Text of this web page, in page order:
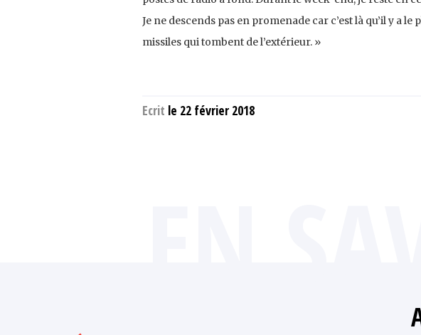
Je ne descends pas en promenade car c’est là qu’il y a
missiles qui tombent de l’extérieur. »
Ecrit le 22 février 2018